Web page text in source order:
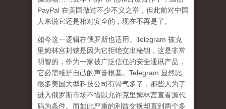
PayPal 在美国做过不少不义之举，但此前对中国
人来说它还是相对安全的，现在不再是了。
如今这一逻辑在俄罗斯也适用。Telegram 被克
里姆林宫封锁是因为它拒绝交出秘钥，这是非常
明智的，作为一家被广泛信任的安全通讯产品，
它必需维护自己的声誉根基。Telegram 显然比
很多美国大型科技公司有骨气多了，那些人为了
进入俄罗斯市场不惜以允许克里姆林宫查看源代
码为条件。而如此严重的利益交换却直到两个多